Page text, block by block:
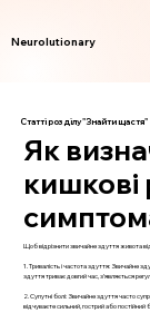
Neurolutionary
Статті розділу "Знайти щастя"
Як
кишкові
Щоб відрізнити звичайне здуття живота
1. Тривалість і частота здуття: Звичайне
здуття триває довгий час, з’являється
2. Супутні болі: Звичайне здуття часто
відчуваєте сильний, гострий або